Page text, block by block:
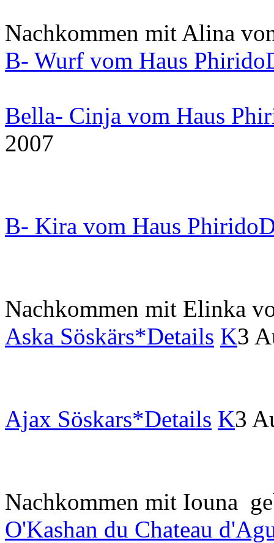
Nachkommen mit Alina
B- Wurf vom Haus Phirido
Bella- Cinja vom Haus
2007
B- Kira vom Haus Phirido
Nachkommen mit Elinka
Aska Söskärs*Details K3
Ajax Söskars*Details K3
Nachkommen mit Iouna
O'Kashan du Chateau